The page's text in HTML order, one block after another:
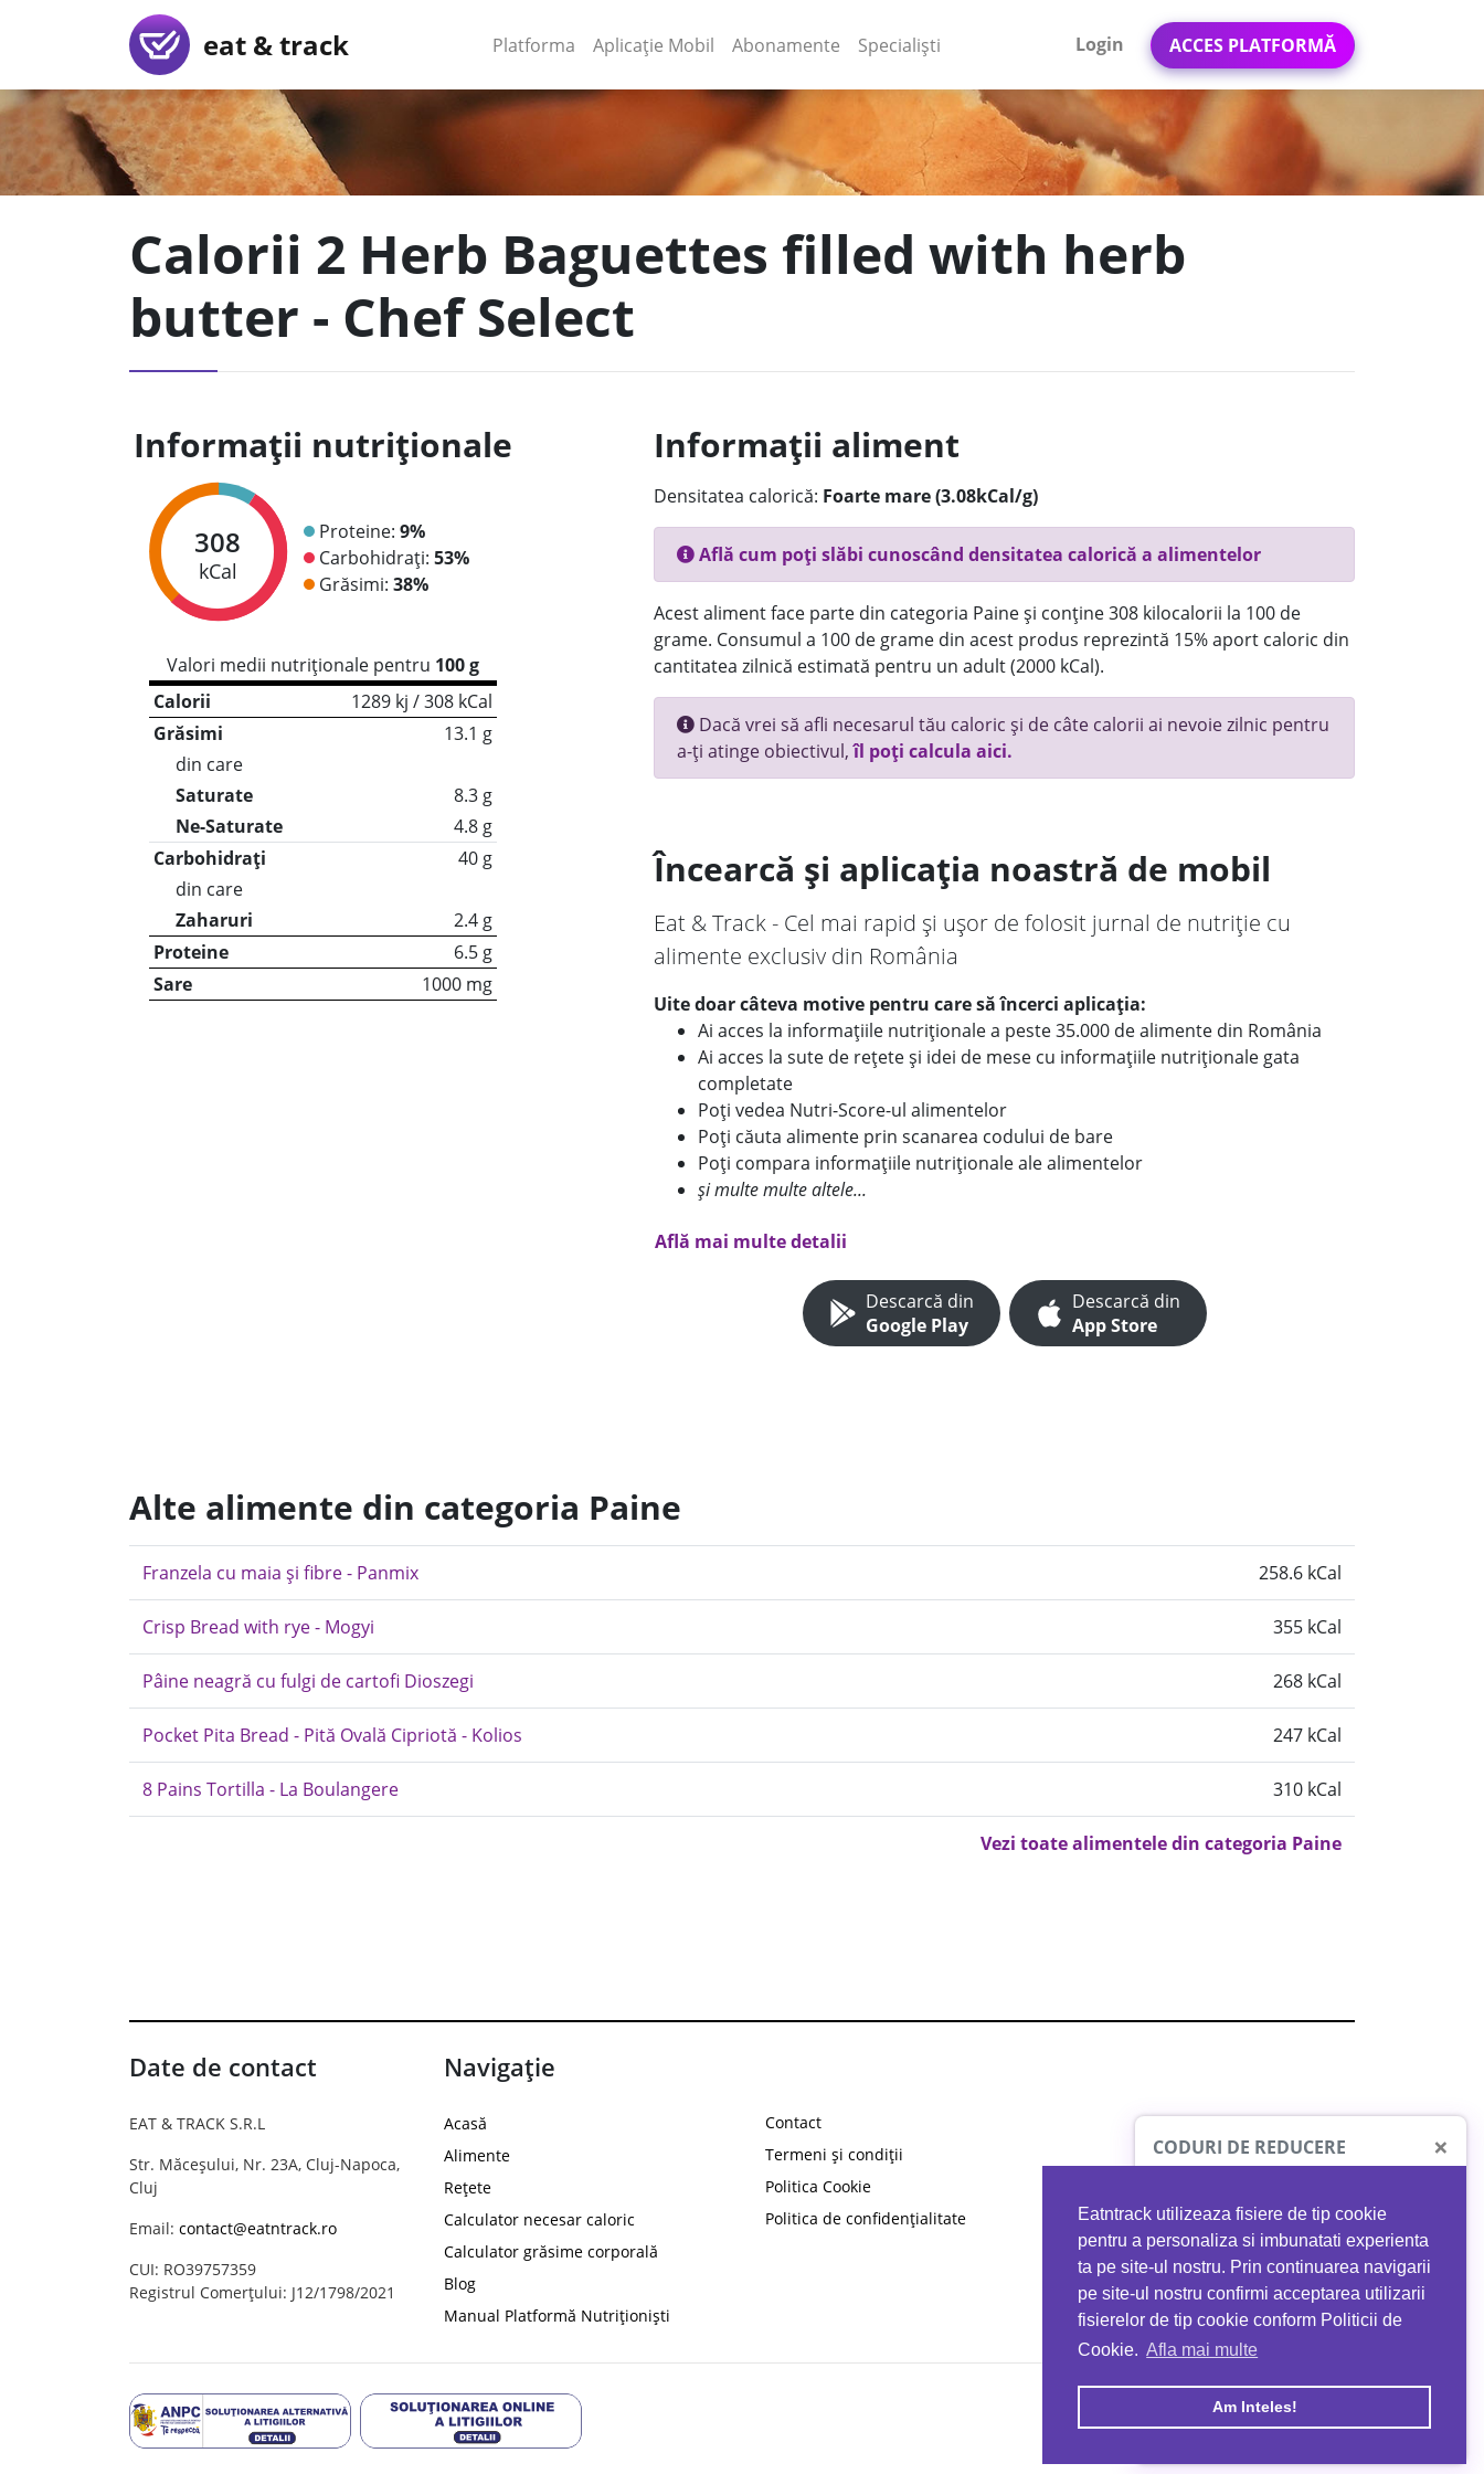
Eatntrack utilizeaza fisiere de tip cookie
pentru a personaliza si imbunatati experienta
ta pe site-ul nostru. Prin continuarea navigarii
pe site-ul nostru confirmi acceptarea utilizarii
fisierelor de tip cookie conform Politicii de
Cookie. Afla mai multe
Am Inteles!
eat & track Platforma (current)
Aplicație Mobil (current)
Abonamente Specialiști Login ACCES PLATFORMĂ
Calorii 2 Herb Baguettes filled with herb
butter - Chef Select
Informații nutriționale
308
kCal
Proteine: 9%
Carbohidrați: 53%
Grăsimi: 38%
Valori medii nutriționale pentru 100 g
Calorii
1289 kj / 308 kCal
Grăsimi
13.1 g
din care
Saturate
8.3 g
Ne-Saturate
4.8 g
Carbohidrați
40 g
din care
Zaharuri
2.4 g
Proteine
6.5 g
Sare
1000 mg
Informații aliment
Densitatea calorică: Foarte mare (3.08kCal/g)
Află cum poți slăbi cunoscând densitatea calorică a alimentelor
Acest aliment face parte din categoria Paine și conține 308 kilocalorii la 100 de
grame. Consumul a 100 de grame din acest produs reprezintă 15% aport caloric din
cantitatea zilnică estimată pentru un adult (2000 kCal).
Dacă vrei să afli necesarul tău caloric și de câte calorii ai nevoie zilnic pentru
a-ți atinge obiectivul,îl poți calcula aici.
Încearcă și aplicația noastră de mobil
Eat & Track - Cel mai rapid și ușor de folosit jurnal de nutriție cu
alimente exclusiv din România
Uite doar câteva motive pentru care să încerci aplicația:
Ai acces la informațiile nutriționale a peste 35.000 de alimente din România
Ai acces la sute de rețete și idei de mese cu informațiile nutriționale gata
completate
Poți vedea Nutri-Score-ul alimentelor
Poți căuta alimente prin scanarea codului de bare
Poți compara informațiile nutriționale ale alimentelor
și multe multe altele...
Află mai multe detalii
Descarcă din
Google Play
Descarcă din
App Store
Alte alimente din categoria Paine
Franzela cu maia și fibre - Panmix 258.6 kCal
Crisp Bread with rye - Mogyi 355 kCal
Pâine neagră cu fulgi de cartofi Dioszegi 268 kCal
Pocket Pita Bread - Pită Ovală Cipriotă - Kolios 247 kCal
8 Pains Tortilla - La Boulangere 310 kCal
Vezi toate alimentele din categoria Paine
Date de contact
EAT & TRACK S.R.L
Str. Măceșului, Nr. 23A, Cluj-Napoca,
Cluj
Email: contact@eatntrack.ro
CUI: RO39757359
Registrul Comerțului: J12/1798/2021
Navigație
Acasă
Alimente
Rețete
Calculator necesar caloric
Calculator grăsime corporală
Blog
Manual Platformă Nutriționiști
Contact
Termeni și condiții
Politica Cookie
Politica de confidențialitate
CODURI DE REDUCERE ×
PROTO41
reducere la orice comandă
EATNTRACK
MYPROTEIN
Ai40%reducere la orice comandă
folosind codul EATTRACK